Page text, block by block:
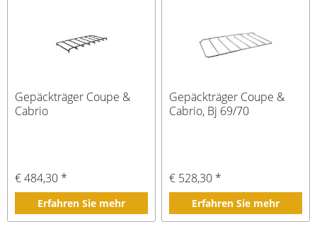
Gepäckträger Coupe &
Cabrio
€ 484,30 *
Erfahren Sie mehr
Gepäckträger Coupe &
Cabrio, Bj 69/70
€ 528,30 *
Erfahren Sie mehr